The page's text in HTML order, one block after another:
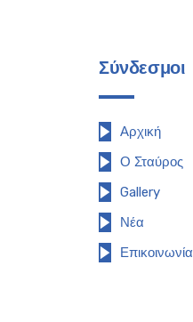
Σύνδεσμοι
Αρχική
Ο Σταύρος
Gallery
Νέα
Επικοινωνία